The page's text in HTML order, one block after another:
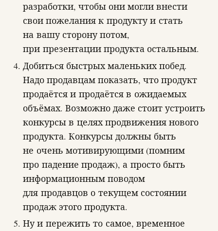
разработки, чтобы они могли внести
свои пожелания к продукту и стать
на вашу сторону потом,
при презентации продукта остальным.
Добиться быстрых маленьких побед.
Надо продавцам показать, что продукт
продаётся и продаётся в ожидаемых
объёмах. Возможно даже стоит устроить
конкурсы в целях продвижения нового
продукта. Конкурсы должны быть
не очень мотивирующими (помним
про падение продаж), а просто быть
информационным поводом
для продавцов о текущем состоянии
продаж этого продукта.
Ну и пережить то самое, временное